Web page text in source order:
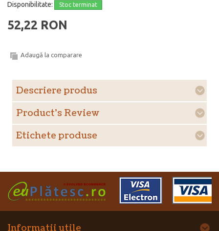
Disponibilitate: Stoc terminat
52,22 RON
Adaugă la comparare
Descriere produs
Product's Review
Etichete produse
Informatii utile